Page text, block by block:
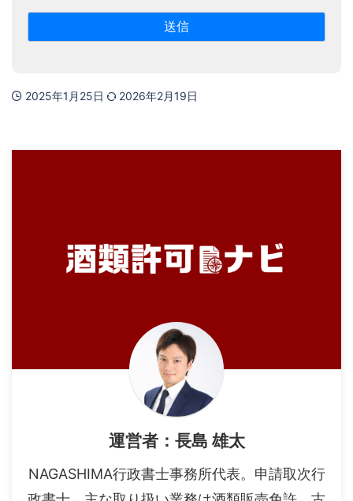
2025年1月25日 2026年2月19日
運営者：長島 雄太
NAGASHIMA行政書士事務所代表。申請取次行